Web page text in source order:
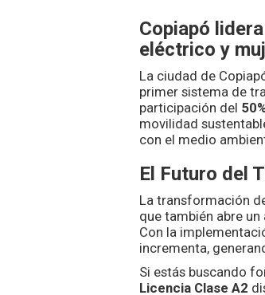
Copiapó
eléctrico y
La ciudad de
primer sistema de
participación del
movilidad
con el medio
El Futuro del
La transformación
que también abre
Con la
incrementa,
Si estás buscando
Licencia Clase A2